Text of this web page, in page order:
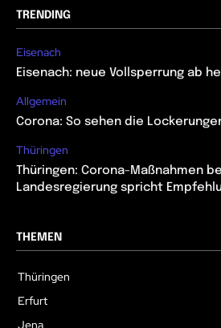
TRENDING
Eisenach
Eisenach: neue Vollsperrung ab
Allgemein
Corona: So sehen die
Thüringen
Thüringen: Corona-Maßnahmen
Landesregierung spricht
THEMEN
Thüringen
Erfurt
Jena